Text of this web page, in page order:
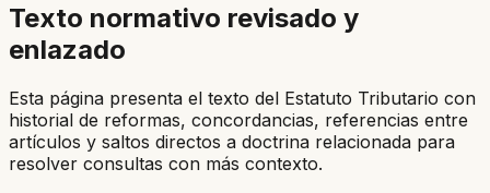
Texto normativo revisado y
enlazado
Esta página presenta el texto del Estatuto Tributario con
historial de reformas, concordancias, referencias entre
artículos y saltos directos a doctrina relacionada para
resolver consultas con más contexto.